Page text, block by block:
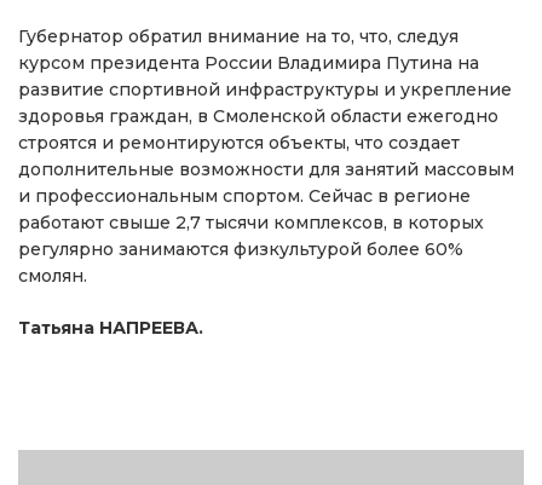
Губернатор обратил внимание на то, что, следуя
курсом президента России Владимира Путина на
развитие спортивной инфраструктуры и укрепление
здоровья граждан, в Смоленской области ежегодно
строятся и ремонтируются объекты, что создает
дополнительные возможности для занятий массовым
и профессиональным спортом. Сейчас в регионе
работают свыше 2,7 тысячи комплексов, в которых
регулярно занимаются физкультурой более 60%
смолян.
Татьяна НАПРЕЕВА.